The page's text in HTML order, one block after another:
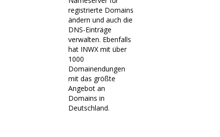
registrierte Domains
ändern und auch die
DNS-Einträge
verwalten. Ebenfalls
hat INWX mit über
1000
Domainendungen
mit das größte
Angebot an
Domains in
Deutschland.